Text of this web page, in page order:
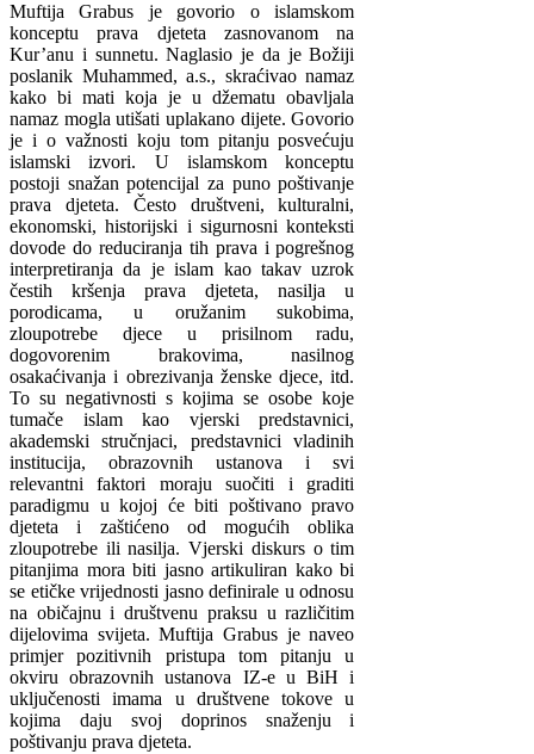
Muftija Grabus je govorio o islamskom
konceptu prava djeteta zasnovanom na
Kur’anu i sunnetu. Naglasio je da je Božiji
poslanik Muhammed, a.s., skraćivao namaz
kako bi mati koja je u džematu obavljala
namaz mogla utišati uplakano dijete. Govorio
je i o važnosti koju tom pitanju posvećuju
islamski izvori. U islamskom konceptu
postoji snažan potencijal za puno poštivanje
prava djeteta. Često društveni, kulturalni,
ekonomski, historijski i sigurnosni konteksti
dovode do reduciranja tih prava i pogrešnog
interpretiranja da je islam kao takav uzrok
čestih kršenja prava djeteta, nasilja u
porodicama, u oružanim sukobima,
zloupotrebe djece u prisilnom radu,
dogovorenim brakovima, nasilnog
osakaćivanja i obrezivanja ženske djece, itd.
To su negativnosti s kojima se osobe koje
tumače islam kao vjerski predstavnici,
akademski stručnjaci, predstavnici vladinih
institucija, obrazovnih ustanova i svi
relevantni faktori moraju suočiti i graditi
paradigmu u kojoj će biti poštivano pravo
djeteta i zaštićeno od mogućih oblika
zloupotrebe ili nasilja. Vjerski diskurs o tim
pitanjima mora biti jasno artikuliran kako bi
se etičke vrijednosti jasno definirale u odnosu
na običajnu i društvenu praksu u različitim
dijelovima svijeta. Muftija Grabus je naveo
primjer pozitivnih pristupa tom pitanju u
okviru obrazovnih ustanova IZ-e u BiH i
uključenosti imama u društvene tokove u
kojima daju svoj doprinos snaženju i
poštivanju prava djeteta.